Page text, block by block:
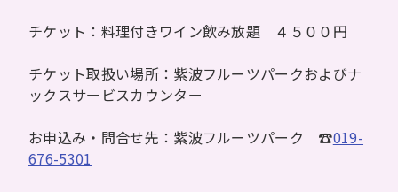
チケット：料理付きワイン飲み放題 ４５００円
チケット取扱い場所：紫波フルーツパークおよびナ
ックスサービスカウンター
お申込み・問合せ先：紫波フルーツパーク ☎019-
676-5301